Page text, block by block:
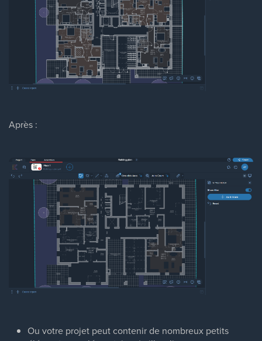
Après :
Ou votre projet peut contenir de nombreux petits